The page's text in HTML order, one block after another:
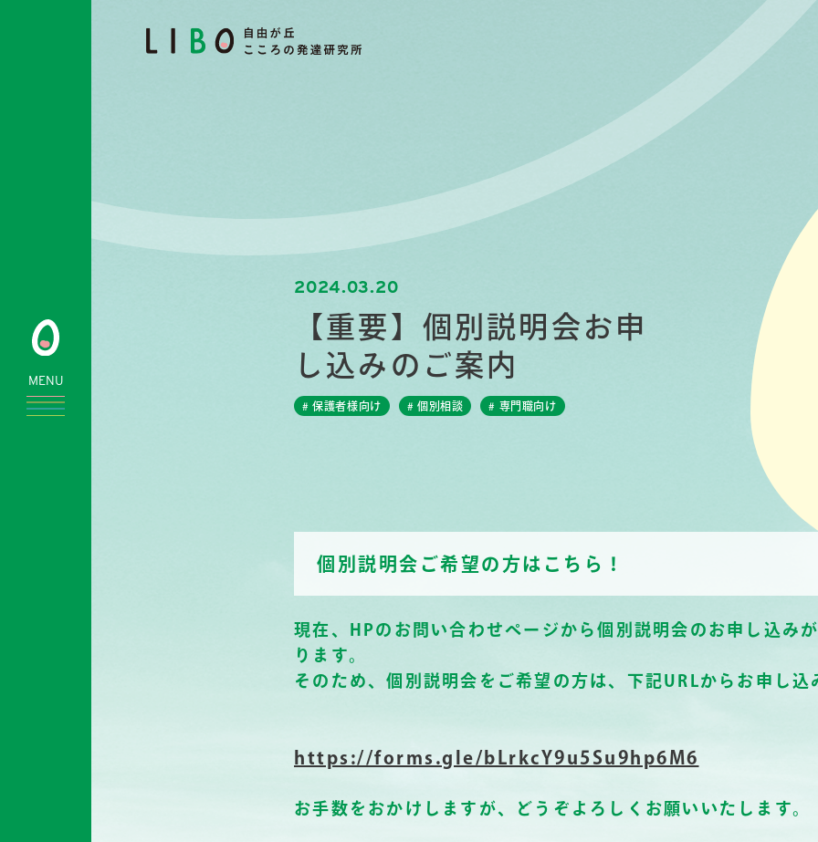
2024.03.20
【重要】個別説明会お申
し込みのご案内
# 保護者様向け # 個別相談 # 専門職向け
個別説明会ご希望の方はこちら！
現在、HPのお問い合わせページから個別説明会のお申し込み
ります。
そのため、個別説明会をご希望の方は、下記URLからお申し
https://forms.gle/bLrkcY9u5Su9hp6M6
お手数をおかけしますが、どうぞよろしくお願いいたします。
MENU